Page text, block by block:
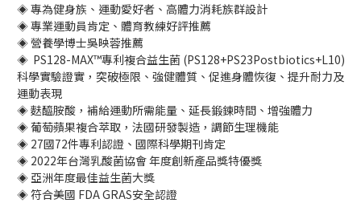
◈ 專為健身族、運動愛好者、高體力消耗族群設計
◈ 專業運動員肯定、體育教練好評推薦
◈ 營養學博士吳映蓉推薦
◈  PS128-MAX™專利複合益生菌 (PS128+PS23Postbiotics+L10)
科學實驗證實，突破極限、強健體質、促進身體恢復、提升耐力及
運動表現
◈ 麩醯胺酸，補給運動所需能量、延長鍛鍊時間、增強體力
◈ 葡萄蘋果複合萃取，法國研發製造，調節生理機能
◈ 27國72件專利認證、國際科學期刊肯定
◈ 2022年台灣乳酸菌協會 年度創新產品獎特優獎
◈ 亞洲年度最佳益生菌大獎
◈ 符合美國 FDA GRAS安全認證